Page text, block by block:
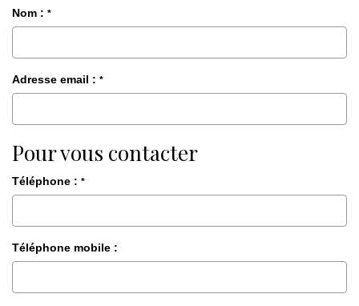
Nom : *
Adresse email : *
Pour vous contacter
Téléphone : *
Téléphone mobile :